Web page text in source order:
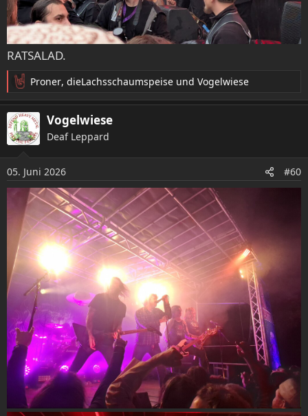
RATSALAD.
R
e
a
k
t
n
e
Proner, dieLachsschaumspeise und Vogelwiese
Vogelwiese
Deaf Leppard
05. Juni 2026 #60